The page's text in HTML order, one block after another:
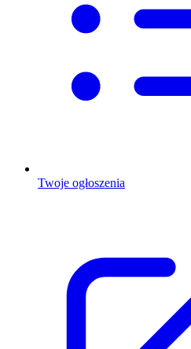
Twoje ogłoszenia